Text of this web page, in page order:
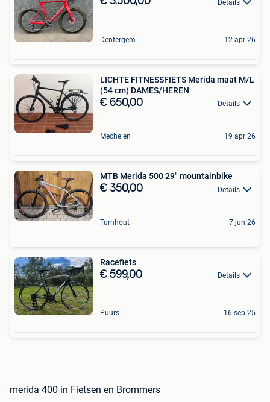
Details
Dentergem 12 apr 26
LICHTE FITNESSFIETS Merida maat M/L
(54 cm) DAMES/HEREN
€ 650,00 Details
Mechelen 19 apr 26
MTB Merida 500 29" mountainbike
€ 350,00 Details
Turnhout 7 jun 26
Racefiets
€ 599,00 Details
Puurs 16 sep 25
merida 400 in Fietsen en Brommers